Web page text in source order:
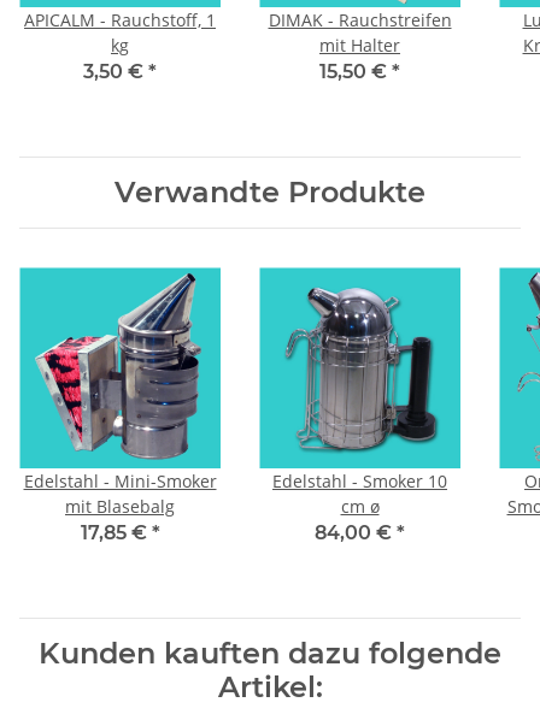
APICALM - Rauchstoff, 1
kg
3,50 € *
DIMAK - Rauchstreifen
mit Halter
15,50 € *
Verwandte Produkte
Edelstahl - Mini-Smoker
mit Blasebalg
17,85 € *
Edelstahl - Smoker 10
cm ø
84,00 € *
Kunden kauften dazu folgende
Artikel: